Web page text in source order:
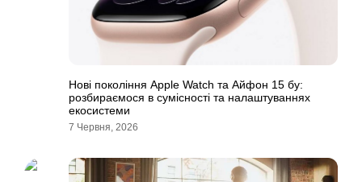
Нові покоління Apple Watch та Айфон 15 бу:
розбираємося в сумісності та налаштуваннях
екосистеми
7 Червня, 2026